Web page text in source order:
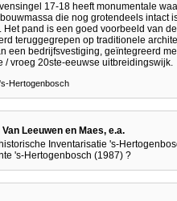
17-18 heeft monumentale
die nog grotendeels intact
Het pand is een goed voorbeeld van
teruggegrepen op traditionele
een bedrijfsvestiging, geïntegreerd
/ vroeg 20ste-eeuwse uitbreidingswijk.
Hertogenbosch
Leeuwen en Maes, e.a.
Inventarisatie 's-
's-Hertogenbosch (1987) ?